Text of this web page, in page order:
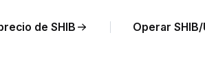
de SHIB Operar SHIB/